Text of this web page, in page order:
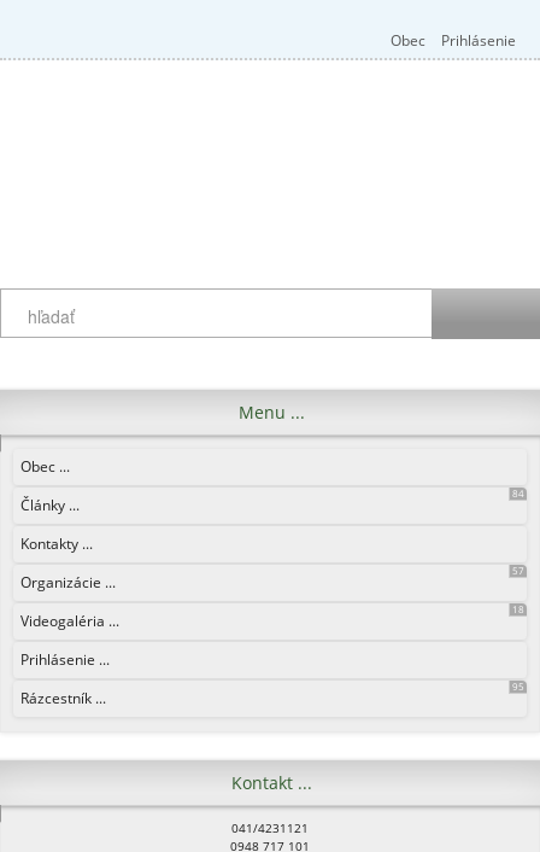
Obec Prihlásenie
Menu ...
Obec ...
Články ...
84
Kontakty ...
Organizácie ...
57
Videogaléria ...
18
Prihlásenie ...
Rázcestník ...
95
Kontakt ...
041/4231121
0948 717 101